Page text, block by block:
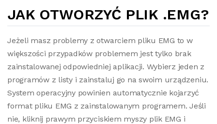
JAK OTWORZYĆ PLIK .EMG?
Jeżeli masz problemy z otwarciem pliku EMG to w
większości przypadków problemem jest tylko brak
zainstalowanej odpowiedniej aplikacji. Wybierz jeden z
programów z listy i zainstaluj go na swoim urządzeniu.
System operacyjny powinien automatycznie kojarzyć
format pliku EMG z zainstalowanym programem. Jeśli
nie, kliknij prawym przyciskiem myszy plik EMG i